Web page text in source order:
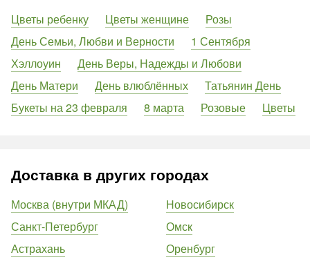
Цветы ребенку Цветы женщине
Розы
День Семьи, Любви и Верности
1 Сентября
Хэллоуин
День Веры, Надежды и Любови
День Матери
День влюблённых
Татьянин День
Букеты на 23 февраля
8 марта Розовые Цветы
Доставка в других городах
Москва (внутри МКАД)
Санкт-Петербург
Астрахань
Новосибирск
Омск
Оренбург